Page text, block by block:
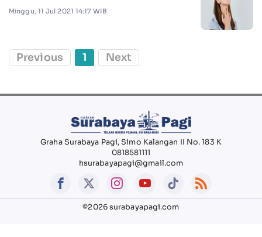
Minggu, 11 Jul 2021 14:17 WIB
Previous 1 Next
Graha Surabaya Pagi, Simo Kalangan II No. 183 K
0818581111
hsurabayapagi@gmail.com
©2026 surabayapagi.com